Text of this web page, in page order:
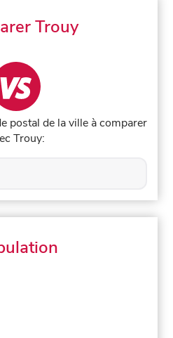
Trouy
postal de la ville à comparer
Trouy: